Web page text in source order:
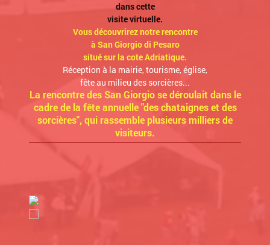
dans cette
visite virtuelle.
Vous découvrirez notre rencontre
à San Giorgio di Pesaro
situé sur la cote Adriatique.
Réception à la mairie, tourisme, église,
fête au milieu des sorcières...
La rencontre des San Giorgio se déroulait dans le
cadre de la fête annuelle "des chataignes et des
sorcières", qui rassemble plusieurs milliers de
visiteurs.